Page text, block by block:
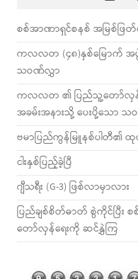
စစ်အာဏာရှင်စနစ် အမြစ်ဖြ
ကလလတ (၄၈)နှစ်မြောက်
သဝဏ်လွှာ
ကလလတ ၏ ပြည်သူ့တော်လှန်
အခမ်းအနားသို့ ပေးပို့သော
ဗမာပြည်ကွန်မြူနစ်ပါတီ၏ ထု
ငါးနှစ်ပြည့်ခဲ့ပြီ
ဂျီသရီး (G-3) ဖြစ်လာမှာလား
ပြည်ချစ်စိတ်ဓာတ် စွဲကိုင်ပြီး
တော်လှန်ရေးကို ဆင်နွှဲကြ